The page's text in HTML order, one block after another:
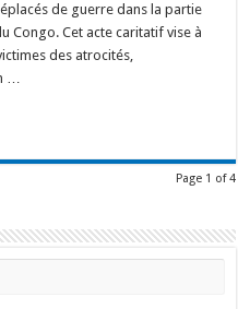
de guerre dans la partie
Congo. Cet acte caritatif vise à
des atrocités,
…
Page 1 of 4